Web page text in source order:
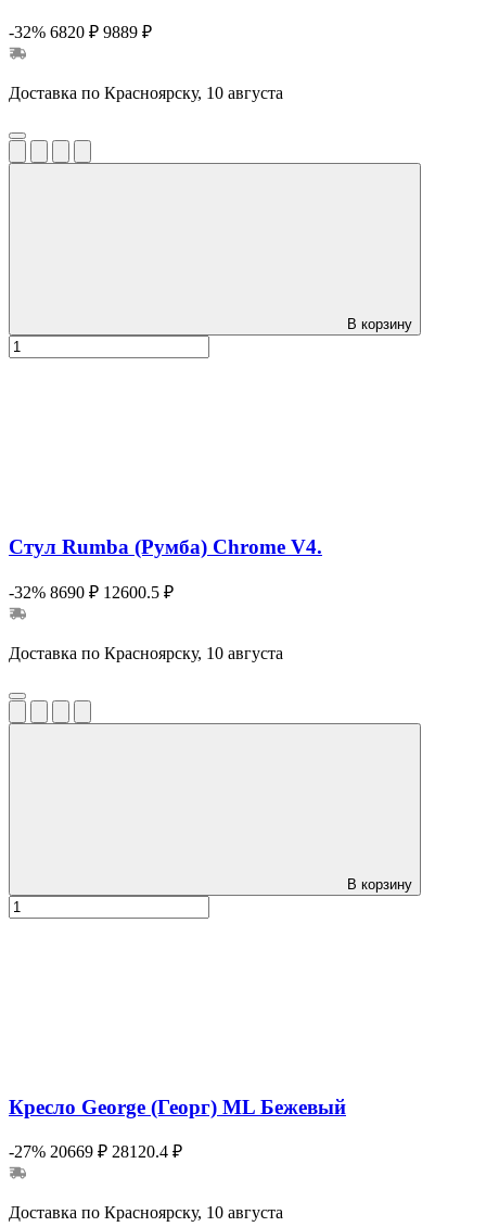
-32% 6820 ₽ 9889 ₽
Доставка по Красноярску, 10 августа
В корзину
Стул Rumba (Румба) Chrome V4.
-32% 8690 ₽ 12600.5 ₽
Доставка по Красноярску, 10 августа
В корзину
Кресло George (Георг) ML Бежевый
-27% 20669 ₽ 28120.4 ₽
Доставка по Красноярску, 10 августа